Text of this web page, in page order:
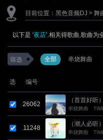
目前位置： 黑色音频DJ > 舞
以下是 ‘夜店’.相关得歌曲,歌曲为
筛选 全部 串烧舞曲
选 编号
26062
（首首好听）
串烧舞曲
11248
（潮人必听
串烧舞曲